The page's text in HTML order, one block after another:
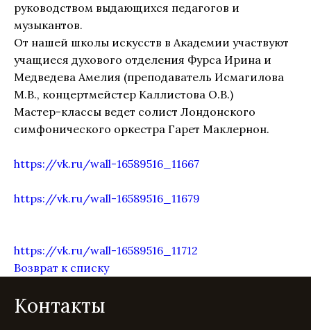
руководством выдающихся педагогов и
музыкантов.
От нашей школы искусств в Академии участвуют
учащиеся духового отделения Фурса Ирина и
Медведева Амелия (преподаватель Исмагилова
М.В., концертмейстер Каллистова О.В.)
Мастер-классы ведет солист Лондонского
симфонического оркестра Гарет Маклернон.
https://vk.ru/wall-16589516_11667
https://vk.ru/wall-16589516_11679
https://vk.ru/wall-16589516_11712
Возврат к списку
Контакты